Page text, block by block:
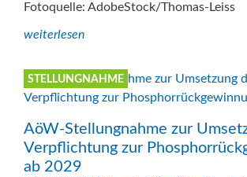
Fotoquelle: AdobeStock/Thomas-Leiss
weiterlesen
STELLUNGNAHME
AöW-Stellungnahme zur
Verpflichtung zur
ab 2029